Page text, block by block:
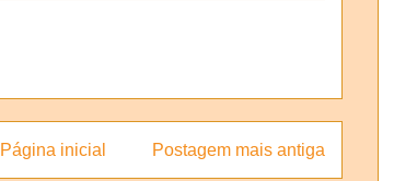
Postagem mais antiga
Página inicial